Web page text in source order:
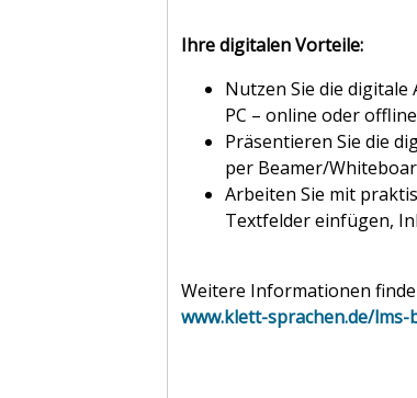
Ihre digitalen Vorteile:
Nutzen Sie die
PC – online oder
Präsentieren Sie die
per Beamer/
Arbeiten Sie mit
Textfelder einfügen,
Weitere Informationen
www.klett-sprachen.de/